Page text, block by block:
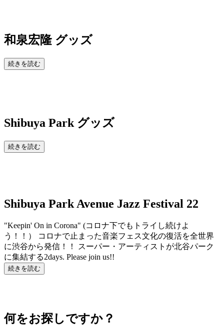
和泉宏隆 グッズ
続きを読む
Shibuya Park グッズ
続きを読む
Shibuya Park Avenue Jazz Festival 22
"Keepin' On in Corona" (コロナ下でもトライし続けよ
う！！） コロナで止まった音楽フェス文化の復活を全世界
に渋谷から発信！！ スーパー・アーティストが北谷パーク
に集結する2days. Please join us!!
続きを読む
何をお探しですか？